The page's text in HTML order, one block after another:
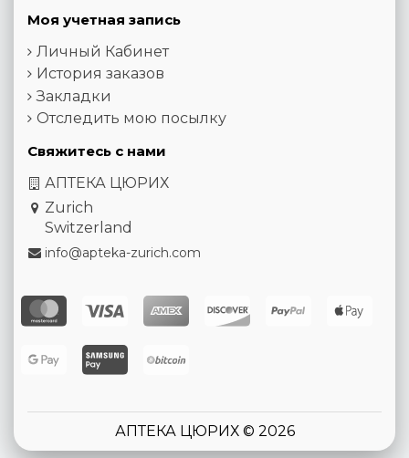
Моя учетная запись
Личный Кабинет
История заказов
Закладки
Отследить мою посылку
Свяжитесь с нами
АПТЕКА ЦЮРИХ
Zurich
Switzerland
info@apteka-zurich.com
АПТЕКА ЦЮРИХ © 2026